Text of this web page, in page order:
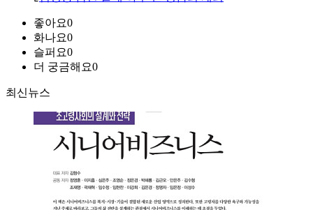
좋아요0
화나요0
슬퍼요0
더 궁금해요0
최신뉴스